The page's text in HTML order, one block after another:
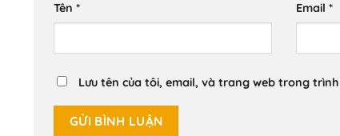
Tên * Email*
Lưu tên của tôi, email, và trang web trong